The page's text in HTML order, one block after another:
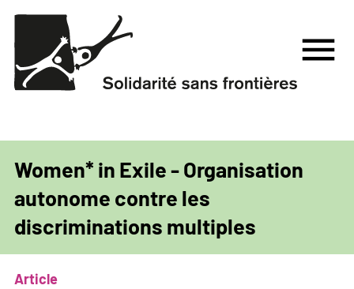
Aller
contenu
principal
menu
Women* in Exile - Organisation
autonome contre les
discriminations multiples
Article